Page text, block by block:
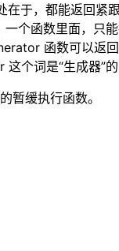
于，都能返回紧
个函数里面，只能
函数可以返
个词是“生成器”的
暂缓执行函数。